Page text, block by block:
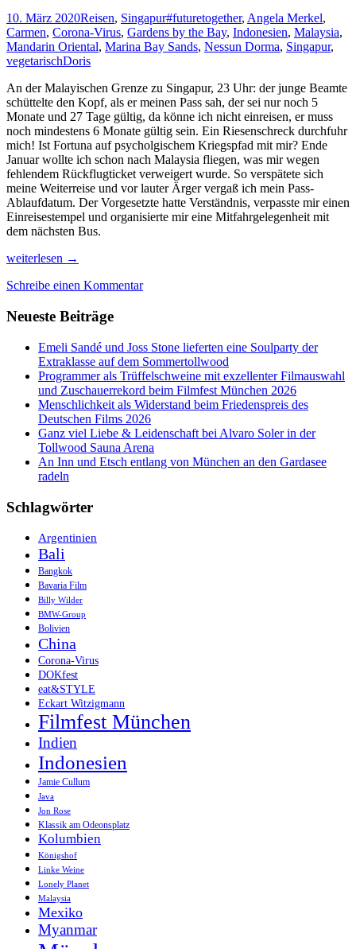
10. März 2020Reisen, Singapur#futuretogether, Angela Merkel,
Carmen, Corona-Virus, Gardens by the Bay, Indonesien, Malaysia,
Mandarin Oriental, Marina Bay Sands, Nessun Dorma, Singapur,
vegetarischDoris
An der Malayischen Grenze zu Singapur, 23 Uhr: der junge Beamte
schüttelte den Kopf, als er meinen Pass sah, der sei nur noch 5
Monate und 27 Tage gültig, da könne ich nicht einreisen, er muss
noch mindestens 6 Monate gültig sein. Ein Riesenschreck durchfuhr
mich! Ist Fortuna auf psycholgischem Kriegspfad mit mir? Ende
Januar wollte ich schon nach Malaysia fliegen, was mir wegen
fehlendem Rückflugticket verweigert wurde. So verspätete sich
meine Weiterreise und vor lauter Ärger vergaß ich mein Pass-
Ablaufdatum. Der Vorgesetzte hatte Verständnis, verpasste mir einen
Einreisestempel und organisierte mir eine Mitfahrgelegenheit mit
dem nächsten Bus.
Mein
in
Sauna
Eisschrank
weiterlesen →
Schreibe einen Kommentar
Neueste Beiträge
Emeli Sandé und Joss Stone lieferten eine Soulparty der
Extraklasse auf dem Sommertollwood
Programmer als Trüffelschweine mit exzellenter Filmauswahl
und Zuschauerrekord beim Filmfest München 2026
Menschlichkeit als Widerstand beim Friedenspreis des
Deutschen Films 2026
Ganz viel Liebe & Leidenschaft bei Alvaro Soler in der
Tollwood Sauna Arena
An Inn und Etsch entlang von München an den Gardasee
radeln
Schlagwörter
Argentinien
Bali
Bangkok
Bavaria Film
Billy Wilder
BMW-Group
Bolivien
China
Corona-Virus
DOKfest
eat&STYLE
Eckart Witzigmann
Filmfest München
Indien
Indonesien
Jamie Cullum
Java
Jon Rose
Klassik am Odeonsplatz
Kolumbien
Königshof
Linke Weine
Lonely Planet
Malaysia
Mexiko
Myanmar